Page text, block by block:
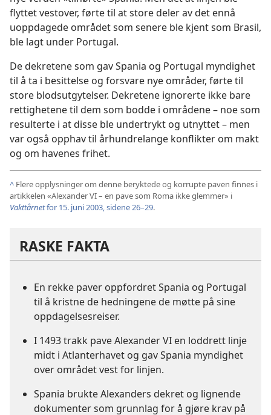
flyttet vestover, førte til at store deler av det ennå
uoppdagede området som senere ble kjent som Brasil,
ble lagt under Portugal.
De dekretene som gav Spania og Portugal myndighet
til å ta i besittelse og forsvare nye områder, førte til
store blodsutgytelser. Dekretene ignorerte ikke bare
rettighetene til dem som bodde i områdene – noe som
resulterte i at disse ble undertrykt og utnyttet – men
var også opphav til århundrelange konflikter om makt
og om havenes frihet.
^ Flere opplysninger om denne beryktede og korrupte paven finnes i
artikkelen «Alexander VI – en pave som Roma ikke glemmer» i
Vakttårnetfor 15. juni 2003, sidene 26–29.
RASKE FAKTA
En rekke paver oppfordret Spania og Portugal
til å kristne de hedningene de møtte på sine
oppdagelsesreiser.
I 1493 trakk pave Alexander VI en loddrett linje
midt i Atlanterhavet og gav Spania myndighet
over området vest for linjen.
Spania brukte Alexanders dekret og lignende
dokumenter som grunnlag for å gjøre krav på